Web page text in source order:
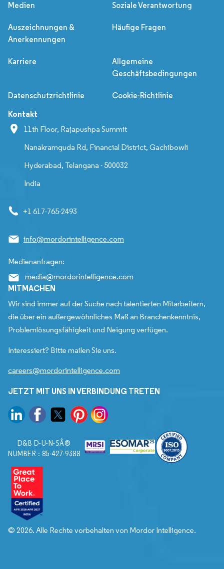
Medien Soziale Verantwortung
Auszeichnungen &
Anerkennungen
Häufige Fragen
Karriere
Allgemeine
Geschäftsbedingungen
Datenschutzrichtlinie Cookie-Richtlinie
Kontakt
11th Floor, Rajapushpa Summit
Nanakramguda Rd, Financial District, Gachibowli
Hyderabad, Telangana - 500032
India
+1 617-765-2493
info@mordorintelligence.com
Medienanfragen:
media@mordorintelligence.com
MITMACHEN
Wir sind immer auf der Suche nach talentierten Mitarbeitern,
die über ein außergewöhnliches Maß an Branchenkenntnis,
Problemlösungsfähigkeit und Neigung verfügen.
Interessiert? Bitte mailen Sie uns.
careers@mordorintelligence.com
JETZT MIT UNS IN VERBINDUNG TRETEN
D&B D-U-N-SÂ®
NUMBER : 85-427-9388
© 2026. Alle Rechte vorbehalten von Mordor Intelligence.